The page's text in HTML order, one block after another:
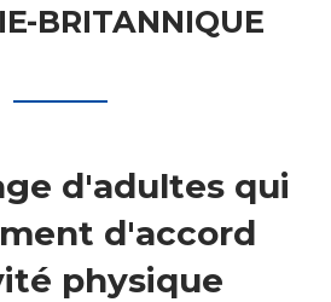
BRITANNIQUE
d'adultes qui
d'accord
physique